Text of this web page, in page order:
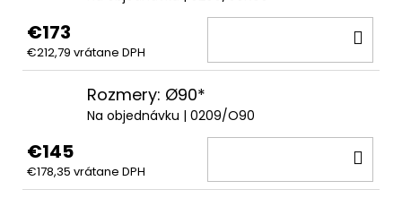
€173
€212,79 vrátane DPH
Rozmery: Ø90*
Na objednávku | 0209/O90
€145
€178,35 vrátane DPH